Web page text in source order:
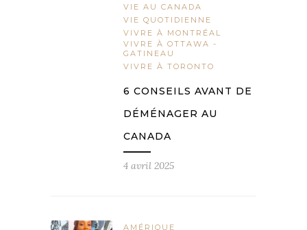
VIE AU CANADA
VIE QUOTIDIENNE
VIVRE À MONTRÉAL
VIVRE À OTTAWA -
GATINEAU
VIVRE À TORONTO
6 CONSEILS AVANT DE
DÉMÉNAGER AU
CANADA
4 avril 2025
AMÉRIQUE